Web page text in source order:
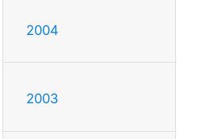
2004
2003